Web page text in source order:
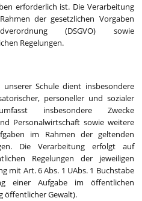
erforderlich ist. Die Verarbeitung
der gesetzlichen Vorgaben
(DSGVO) sowie
Regelungen.
Schule dient insbesondere
personeller und sozialer
insbesondere Zwecke
Personalwirtschaft sowie weitere
im Rahmen der geltenden
Die Verarbeitung erfolgt auf
Regelungen der jeweiligen
mit Art. 6 Abs. 1 UAbs. 1 Buchstabe
einer Aufgabe im öffentlichen
öffentlicher Gewalt).